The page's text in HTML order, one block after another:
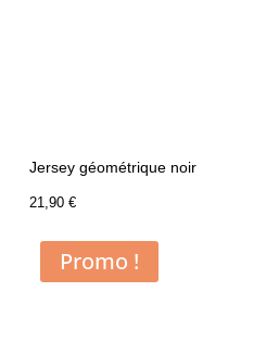
Jersey géométrique noir
21,90 €
Promo !